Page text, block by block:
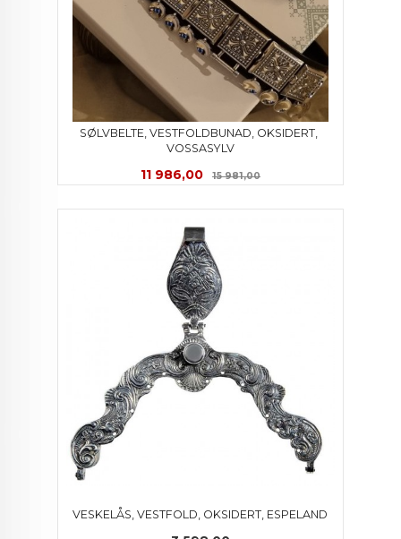
SØLVBELTE, VESTFOLDBUNAD, OKSIDERT,
VOSSASYLV
Tilbud
11 986,00 15 981,00Rabatt
VESKELÅS, VESTFOLD, OKSIDERT, ESPELAND